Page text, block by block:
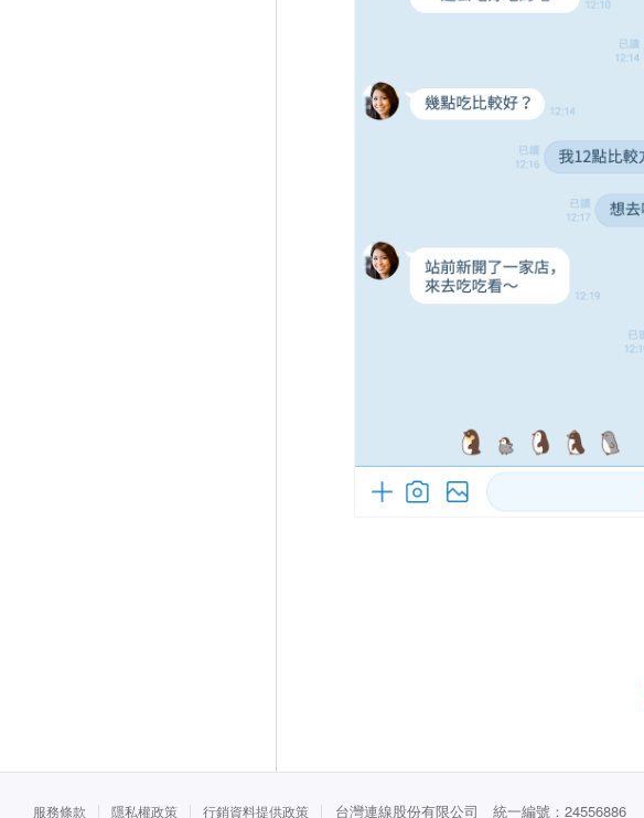
服務條款 隱私權政策 行銷資料提供政策 台灣連線股份有限公司 統一編號：24556886